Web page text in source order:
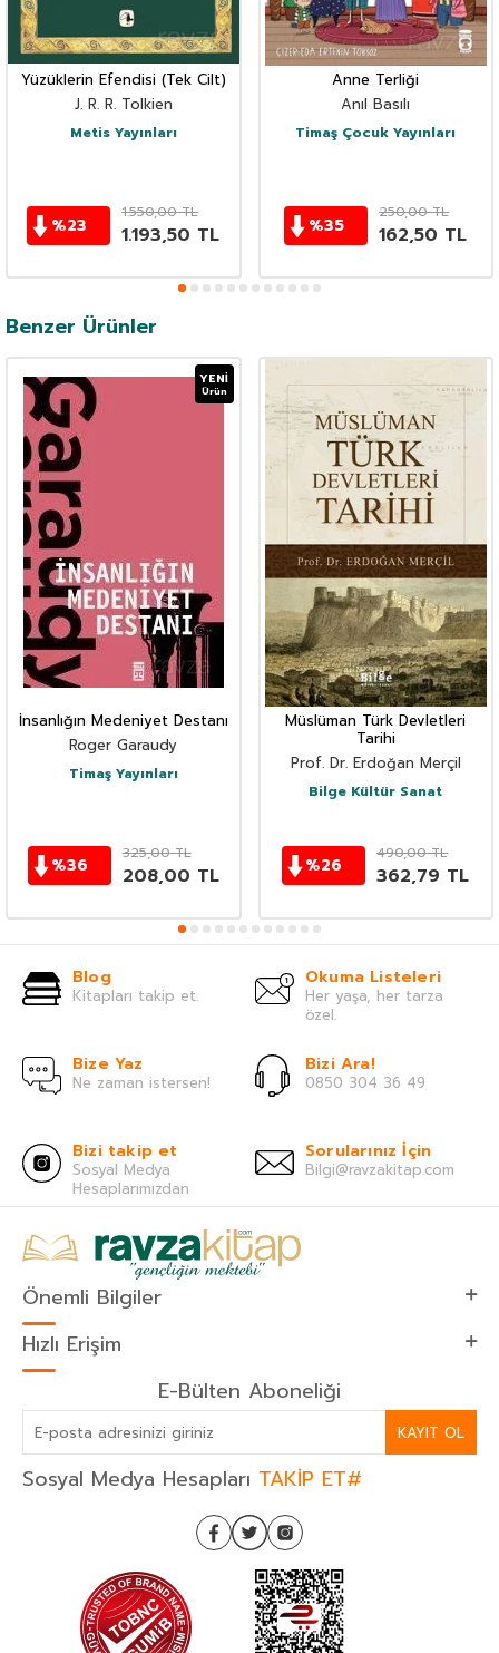
Yüzüklerin Efendisi (Tek Cilt)
J. R. R. Tolkien
Metis Yayınları
%23
1.550,00TL
1.193,50 TL
Anne Terliği
Anıl Basılı
Timaş Çocuk Yayınları
%35
250,00TL
162,50 TL
Benzer Ürünler
YENI
Ürün
İnsanlığın Medeniyet Destanı
Roger Garaudy
Timaş Yayınları
%36
325,00TL
208,00 TL
Müslüman Türk Devletleri
Tarihi
Prof. Dr. Erdoğan Merçil
Bilge Kültür Sanat
%26
490,00TL
362,79 TL
Blog
Kitapları takip et.
Okuma Listeleri
Her yaşa, her tarza
özel.
Bize Yaz
Ne zaman istersen!
Bizi Ara!
0850 304 36 49
Bizi takip et
Sosyal Medya
Hesaplarımızdan
Sorularınız İçin
Bilgi@ravzakitap.com
Önemli Bilgiler
Hızlı Erişim
E-Bülten Aboneliği
KAYIT OL
Sosyal Medya Hesapları TAKİP ET#